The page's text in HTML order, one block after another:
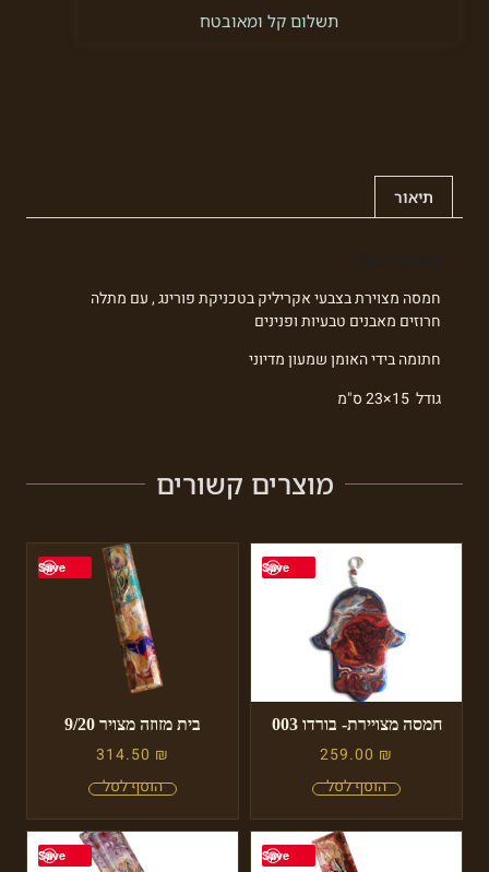
תשלום קל ומאובטח
תיאור
חמסה מצוירת בצבעי אקריליק בטכניקת פורינג , עם מתלה
חרוזים מאבנים טבעיות ופנינים
חתומה בידי האומן שמעון מדיוני
גודל 15×23 ס"מ
מוצרים קשורים
Save
חמסה מצויירת- בורדו 003
259.00 ₪
Save
בית מזוזה מצויר 9/20
314.50 ₪
Save
Save